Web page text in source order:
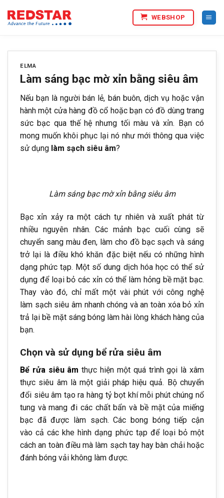
qua
WEBSHOP
ELMA
Làm sáng bạc mờ xỉn bằng siêu âm
Nếu bạn là người bán lẻ, bán buôn, dịch vụ hoặc vận
hành một cửa hàng đồ cổ hoặc bạn có đồ dùng trang
sức bạc qua thế hệ nhưng tối màu và xỉn. Bạn có
mong muốn khôi phục lại nó như mới thông qua việc
sử dụng làm sạch siêu âm?
Làm sáng bạc mờ xỉn bằng siêu âm
Bạc xỉn xảy ra một cách tự nhiên và xuất phát từ
nhiều nguyên nhân. Các mảnh bạc cuối cùng sẽ
chuyển sang màu đen, làm cho đồ bạc sạch và sáng
trở lại là điều khó khăn đặc biệt nếu có những hình
dạng phức tạp. Một số dung dịch hóa học có thể sử
dụng để loại bỏ các xỉn có thể làm hỏng bề mặt bạc.
Thay vào đó, chỉ mất một vài phút với công nghệ
làm sạch siêu âm nhanh chóng và an toàn xóa bỏ xỉn
trả lại bề mặt sáng bóng làm hài lòng khách hàng của
bạn.
Chọn và sử dụng bể rửa siêu âm
Bể rửa siêu âm thực hiện một quá trình gọi là xâm
thực siêu âm là một giải pháp hiệu quả. Bộ chuyển
đổi siêu âm tạo ra hàng tỷ bọt khí mỗi phút chúng nổ
tung và mang đi các chất bẩn và bề mặt của miếng
bạc đã được làm sạch. Các bong bóng tiếp cận
vào cả các khe hình dạng phức tạp để loại bỏ một
cách an toàn điều mà làm sạch tay hay bàn chải hoặc
đánh bóng vải không làm được.